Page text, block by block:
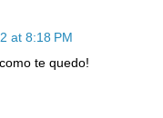
at 8:18 PM
te quedo!